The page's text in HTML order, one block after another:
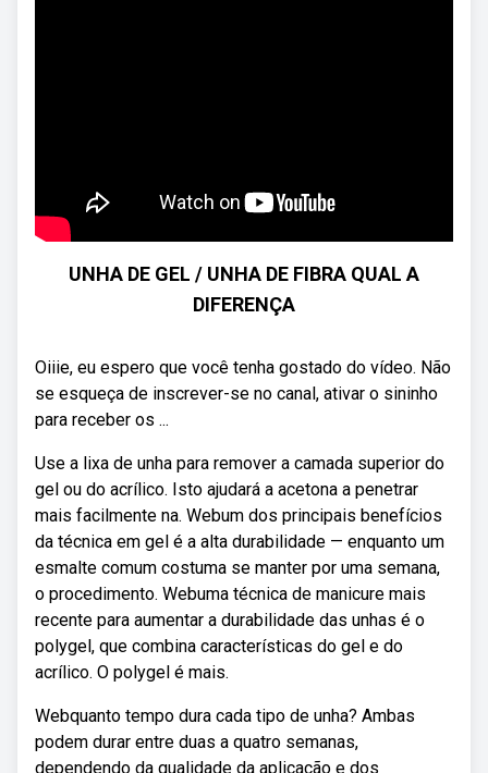
UNHA DE GEL / UNHA DE FIBRA QUAL A
DIFERENÇA
Oiiie, eu espero que você tenha gostado do vídeo. Não
se esqueça de inscrever-se no canal, ativar o sininho
para receber os ...
Use a lixa de unha para remover a camada superior do
gel ou do acrílico. Isto ajudará a acetona a penetrar
mais facilmente na. Webum dos principais benefícios
da técnica em gel é a alta durabilidade — enquanto um
esmalte comum costuma se manter por uma semana,
o procedimento. Webuma técnica de manicure mais
recente para aumentar a durabilidade das unhas é o
polygel, que combina características do gel e do
acrílico. O polygel é mais.
Webquanto tempo dura cada tipo de unha? Ambas
podem durar entre duas a quatro semanas,
dependendo da qualidade da aplicação e dos